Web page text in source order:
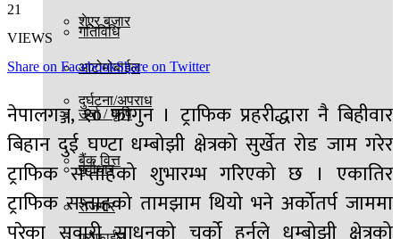
शेएर बजार
आटोमोबाईल
उर्जा / कृषि
बैंक वित्त
रोजगार
गतिविधि
दुर्घटना/अपराध
पूर्वाधार
21
VIEWS
Share on FacebookShare on Twitter
नेपालगञ्ज, १० फागुन । ट्राफिक प्रहरीद्धारा नै बिहीवार
बिहान दुई घण्टा धम्बोझी क्षेत्रको सुर्खेत रोड जाम गरेर
ट्राफिक सप्ताहको शुभारम्भ गरिएको छ । एकातिर
ट्राफिक सप्ताहको तामझाम थियो भने अर्कोतर्प जाममा